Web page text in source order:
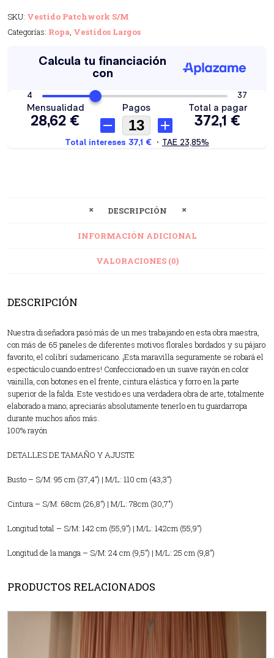
SKU: Vestido Patchwork S/M
Categorías: Ropa, Vestidos Largos
DESCRIPCIÓN
INFORMACIÓN ADICIONAL
VALORACIONES (0)
DESCRIPCIÓN
Nuestra diseñadora pasó más de un mes trabajando en esta obra maestra,
con más de 65 paneles de diferentes motivos florales bordados y su pájaro
favorito, el colibrí sudamericano. ¡Esta maravilla seguramente se robará el
espectáculo cuando entres! Confeccionado en un suave rayón en color
vainilla, con botones en el frente, cintura elástica y forro en la parte
superior de la falda. Este vestido es una verdadera obra de arte, totalmente
elaborado a mano; apreciarás absolutamente tenerlo en tu guardarropa
durante muchos años más.
100% rayón
DETALLES DE TAMAÑO Y AJUSTE
Busto – S/M: 95 cm (37,4”) | M/L: 110 cm (43,3”)
Cintura – S/M: 68cm (26,8”) | M/L: 78cm (30,7″)
Longitud total – S/M: 142 cm (55,9”) | M/L: 142cm (55,9”)
Longitud de la manga – S/M: 24 cm (9,5”) | M/L: 25 cm (9,8”)
PRODUCTOS RELACIONADOS